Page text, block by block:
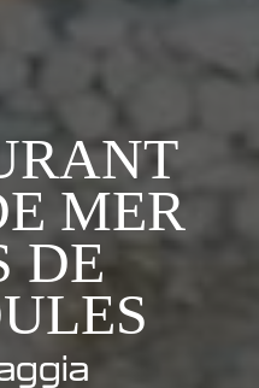
MER
DE